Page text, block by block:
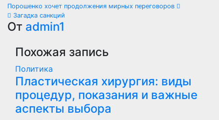
Навигация
по
записям
Порошенко хочет продолжения мирных переговоров
Загадка санкций
От admin1
Похожая запись
Политика
Пластическая хирургия: виды
процедур, показания и важные
аспекты выбора